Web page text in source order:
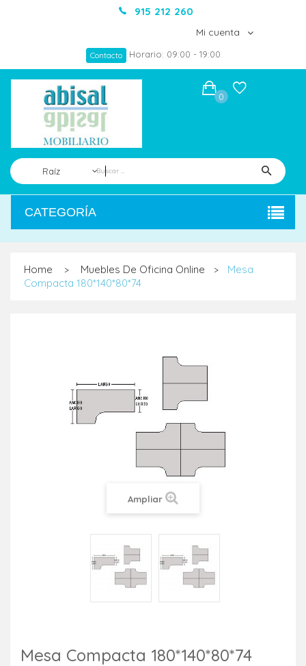
915 212 260
Mi cuenta
Contacto Horario: 09:00 - 19:00
Raíz
0
CATEGORÍA
Home > Muebles De Oficina Online >
Mesa
Compacta 180*140*80*74
Ampliar
Mesa Compacta 180*140*80*74